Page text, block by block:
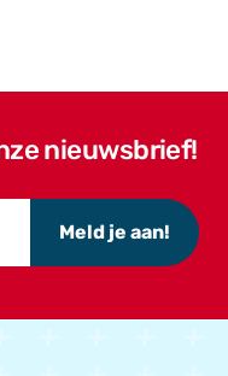
nieuwsbrief!
Meld je aan!